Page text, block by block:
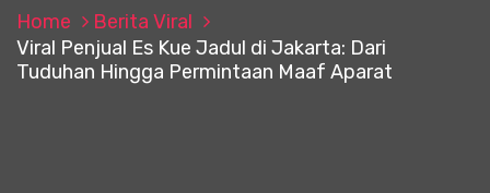
Home
Berita Viral
Viral Penjual Es Kue Jadul di Jakarta: Dari
Tuduhan Hingga Permintaan Maaf Aparat